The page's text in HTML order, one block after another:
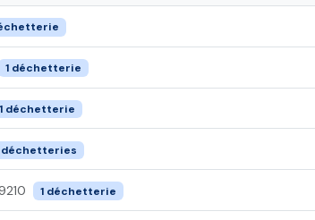
1 déchetterie
1 déchetterie
déchetteries
1 déchetterie